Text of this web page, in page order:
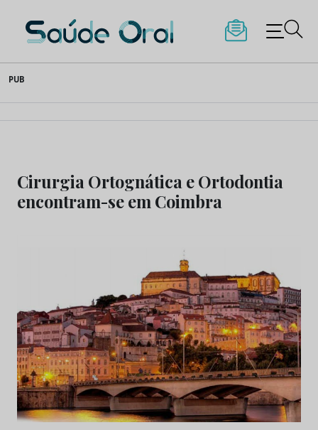
to
content
Saúde Oral
PUB
Cirurgia Ortognática e Ortodontia
encontram-se em Coimbra